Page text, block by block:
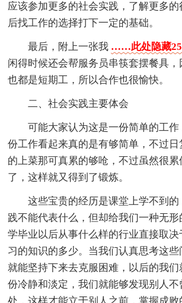
应该参加更多的社会实践，了解更多
后找工作的选择打下一定的基础。
最后，附上一张我 ……此处隐藏
闲得时候还会帮服务员串筷套摆餐具，
也都是短期工，所以合作也很愉快。
二、社会实践主要体会
可能大家认为这是一份简单的工
份工作看起来真的是有够简单，不过
的上菜那可真累的够呛，不过虽然很
了，这样就又得到了锻炼。
这些宝贵的经历是课堂上学不到
践不能代表什么，但却给我们一种无
学毕业以后从事什么样的行业直接取
习的知识的多少。当我们认真思考这些
就能坚持下来去克服困难，以后的我
份冷静和淡定，我们就能够发现别人不